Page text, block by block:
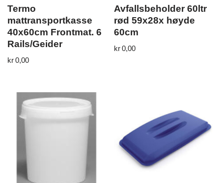
Termo
mattransportkasse
40x60cm Frontmat. 6
Rails/Geider
kr0,00
Avfallsbeholder 60ltr
rød 59x28x høyde
60cm
kr0,00